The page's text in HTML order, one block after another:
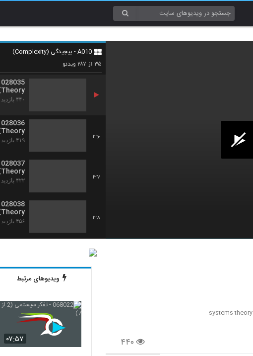
A010 - پیچیدگی (Complexity)
۳۵از ۲۸۷ ویدئو
34
Theory)
Theory)
۴۴۰ بازدید
36
Theory)
۴۱۹ بازدید
37
Theory)
۴۲۲ بازدید
38
Theory)
۴۵۶ بازدید
39
۴۵۸ بازدید
Theory)
۴۵۵ بازدید
systems theory
۴۴۰
ویدیوهای مرتبط
۰۷:۵۷